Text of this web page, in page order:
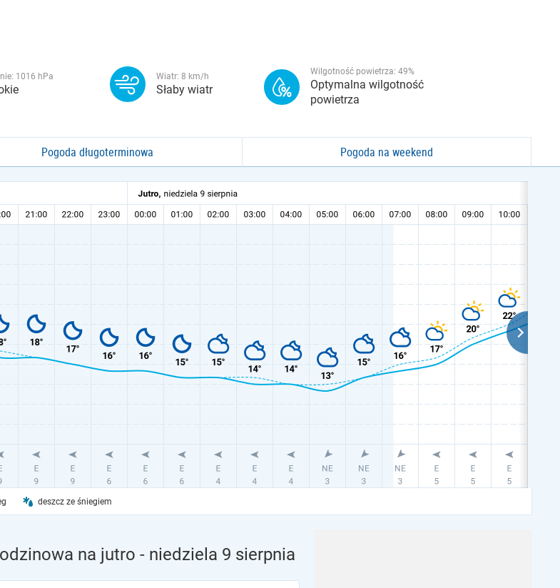
1016 hPa Wiatr: 8 km/h
Słaby wiatr
Wilgotność powietrza: 49%
Optymalna wilgotność
powietrza
Pogoda długoterminowa Pogoda na weekend
deszcz ze śniegiem
na jutro - niedziela 9 sierpnia